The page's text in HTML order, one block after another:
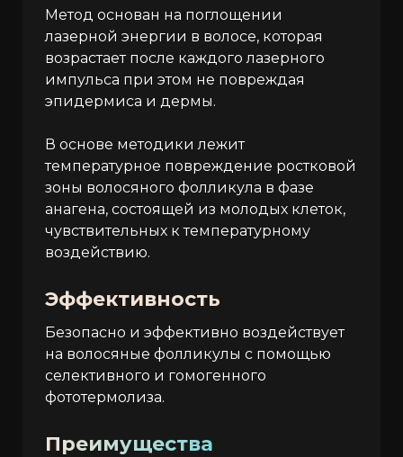
Метод основан на поглощении
лазерной энергии в волосе, которая
возрастает после каждого лазерного
импульса при этом не повреждая
эпидермиса и дермы.
В основе методики лежит
температурное повреждение ростковой
зоны волосяного фолликула в фазе
анагена, состоящей из молодых клеток,
чувствительных к температурному
воздействию.
Эффективность
Безопасно и эффективно воздействует
на волосяные фолликулы с помощью
селективного и гомогенного
фототермолиза.
Преимущества